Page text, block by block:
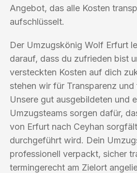
Angebot, das alle Kosten
aufschlüsselt.
Der Umzugskönig Wolf Erfurt
darauf, dass du zufrieden bist
versteckten Kosten auf dich
stehen wir für Transparenz und
Unsere gut ausgebildeten und
Umzugsteams sorgen dafür,
von Erfurt nach Ceyhan
durchgeführt wird. Dein
professionell verpackt, sicher
termingerecht am Zielort